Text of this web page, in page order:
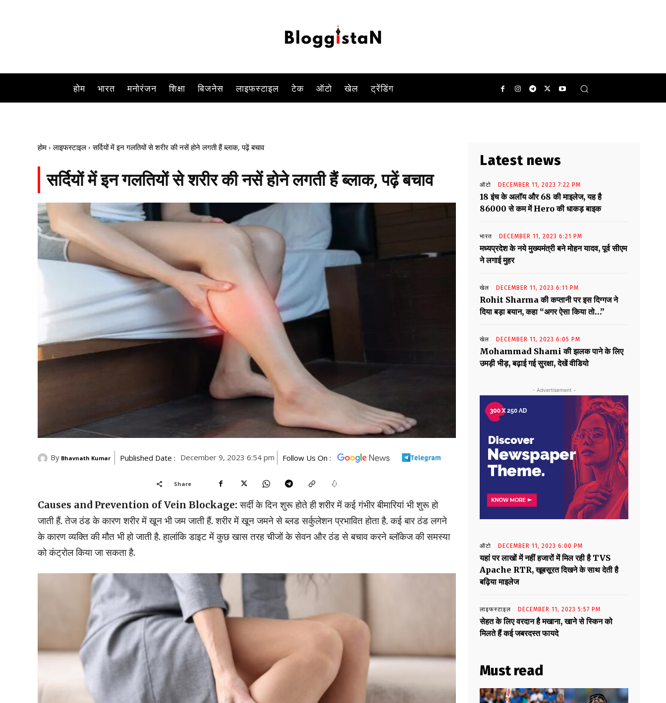
होम भारत मनोरंजन शिक्षा बिजनेस लाइफस्टाइल टेक ऑटो खेल ट्रेंडिंग
होम लाइफस्टाइल सर्दियों में इन गलतियों से शरीर की नसें होने लगती हैं ब्लाक, पढ़ें बचाव
सर्दियों में इन गलतियों से शरीर की नसें होने लगती हैं ब्लाक, पढ़ें बचाव
By Bhavnath Kumar Published Date : December 9, 2023 6:54 pm Follow Us On :
Share
Causes and Prevention of Vein Blockage: सर्दी के दिन शुरू होते ही शरीर में कई गंभीर बीमारियां भी शुरू हो
जाती हैं. तेज ठंड के कारण शरीर में खून भी जम जाती हैं. शरीर में खून जमने से ब्लड सर्कुलेशन प्रभावित होता है. कई बार ठंड लगने
के कारण व्यक्ति की मौत भी हो जाती है. हालांकि डाइट में कुछ खास तरह चीजों के सेवन और ठंड से बचाव करने ब्लॉकेज की समस्या
को कंट्रोल किया जा सकता है.
Latest news
ऑटो DECEMBER 11, 2023 7:22 PM
18 इंच के अलॉय और 68 की माइलेज, यह है
86000 से कम में Hero की धाकड़ बाइक
भारत DECEMBER 11, 2023 6:21 PM
मध्यप्रदेश के नये मुख्यमंत्री बने मोहन यादव, पूर्व सीएम
ने लगाई मुहर
खेल DECEMBER 11, 2023 6:11 PM
Rohit Sharma की कप्तानी पर इस दिग्गज ने
दिया बड़ा बयान, कहा “अगर ऐसा किया तो…”
खेल DECEMBER 11, 2023 6:05 PM
Mohammad Shami की झलक पाने के लिए
उमड़ी भीड़, बढ़ाई गई सुरक्षा, देखें वीडियो
- Advertisement -
ऑटो DECEMBER 11, 2023 6:00 PM
यहां पर लाखों में नहीं हजारों में मिल रही है TVS
Apache RTR, खूबसूरत दिखने के साथ देती है
बढ़िया माइलेज
लाइफस्टाइल DECEMBER 11, 2023 5:57 PM
सेहत के लिए वरदान है मखाना, खाने से स्किन को
मिलते हैं कई जबरदस्त फायदे
Must read